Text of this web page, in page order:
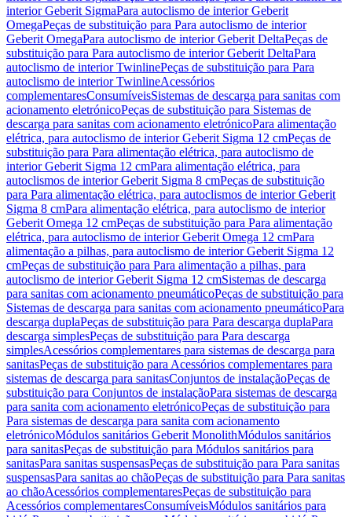
interior Geberit SigmaPara autoclismo de interior Geberit
OmegaPeças de substituição para Para autoclismo de interior
Geberit OmegaPara autoclismo de interior Geberit DeltaPeças de
substituição para Para autoclismo de interior Geberit DeltaPara
autoclismo de interior TwinlinePeças de substituição para Para
autoclismo de interior TwinlineAcessórios
complementaresConsumíveisSistemas de descarga para sanitas com
acionamento eletrónicoPeças de substituição para Sistemas de
descarga para sanitas com acionamento eletrónicoPara alimentação
elétrica, para autoclismo de interior Geberit Sigma 12 cmPeças de
substituição para Para alimentação elétrica, para autoclismo de
interior Geberit Sigma 12 cmPara alimentação elétrica, para
autoclismos de interior Geberit Sigma 8 cmPeças de substituição
para Para alimentação elétrica, para autoclismos de interior Geberit
Sigma 8 cmPara alimentação elétrica, para autoclismo de interior
Geberit Omega 12 cmPeças de substituição para Para alimentação
elétrica, para autoclismo de interior Geberit Omega 12 cmPara
alimentação a pilhas, para autoclismo de interior Geberit Sigma 12
cmPeças de substituição para Para alimentação a pilhas, para
autoclismo de interior Geberit Sigma 12 cmSistemas de descarga
para sanitas com acionamento pneumáticoPeças de substituição para
Sistemas de descarga para sanitas com acionamento pneumáticoPara
descarga duplaPeças de substituição para Para descarga duplaPara
descarga simplesPeças de substituição para Para descarga
simplesAcessórios complementares para sistemas de descarga para
sanitasPeças de substituição para Acessórios complementares para
sistemas de descarga para sanitasConjuntos de instalaçãoPeças de
substituição para Conjuntos de instalaçãoPara sistemas de descarga
para sanita com acionamento eletrónicoPeças de substituição para
Para sistemas de descarga para sanita com acionamento
eletrónicoMódulos sanitários Geberit MonolithMódulos sanitários
para sanitasPeças de substituição para Módulos sanitários para
sanitasPara sanitas suspensasPeças de substituição para Para sanitas
suspensasPara sanitas ao chãoPeças de substituição para Para sanitas
ao chãoAcessórios complementaresPeças de substituição para
Acessórios complementaresConsumíveisMódulos sanitários para